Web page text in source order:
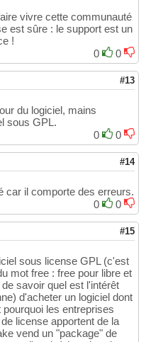
vivre cette communauté
est sûre : le support est un
!
0
0
#13
du logiciel, mains
sous GPL.
0
0
#14
car il comporte des erreurs.
0
0
#15
sous license GPL (c'est
mot free : free pour libre et
savoir quel est l'intérêt
d'acheter un logiciel dont
les entreprises
license apportent de la
vend un "package" de